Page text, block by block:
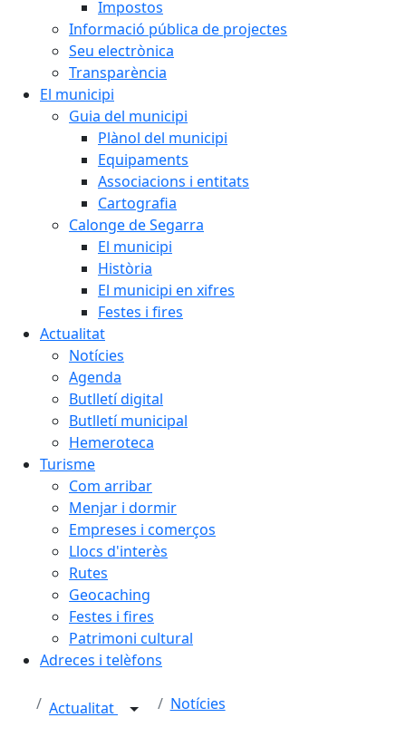
Impostos
Informació pública de projectes
Seu electrònica
Transparència
El municipi
Guia del municipi
Plànol del municipi
Equipaments
Associacions i entitats
Cartografia
Calonge de Segarra
El municipi
Història
El municipi en xifres
Festes i fires
Actualitat
Notícies
Agenda
Butlletí digital
Butlletí municipal
Hemeroteca
Turisme
Com arribar
Menjar i dormir
Empreses i comerços
Llocs d'interès
Rutes
Geocaching
Festes i fires
Patrimoni cultural
Adreces i telèfons
Actualitat Notícies